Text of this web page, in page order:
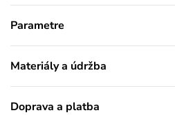
Parametre
Materiály a údržba
Doprava a platba